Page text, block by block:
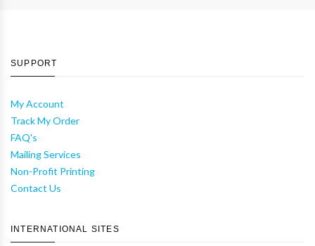
SUPPORT
My Account
Track My Order
FAQ's
Mailing Services
Non-Profit Printing
Contact Us
INTERNATIONAL SITES